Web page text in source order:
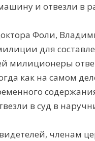
и отвезли в
Фоли,
для
милиционеры
как на самом
в суд в
членам